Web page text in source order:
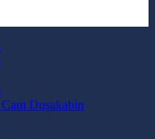
Duşakabin